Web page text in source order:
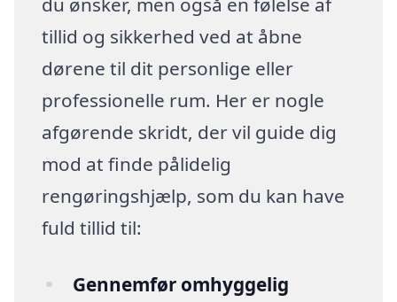
tillid og sikkerhed ved at åbne
dørene til dit personlige eller
professionelle rum. Her er nogle
afgørende skridt, der vil guide dig
mod at finde pålidelig
rengøringshjælp, som du kan have
fuld tillid til:
Gennemfør omhyggelig